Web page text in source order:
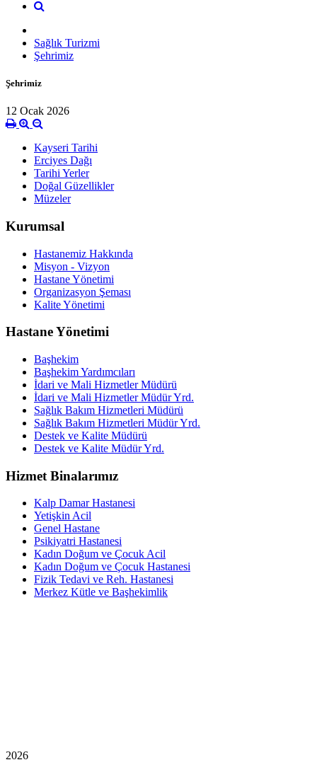
Sağlık Turizmi
Şehrimiz
Şehrimiz
12 Ocak 2026
Kayseri Tarihi
Erciyes Dağı
Tarihi Yerler
Doğal Güzellikler
Müzeler
Kurumsal
Hastanemiz Hakkında
Misyon - Vizyon
Hastane Yönetimi
Organizasyon Şeması
Kalite Yönetimi
Hastane Yönetimi
Başhekim
Başhekim Yardımcıları
İdari ve Mali Hizmetler Müdürü
İdari ve Mali Hizmetler Müdür Yrd.
Sağlık Bakım Hizmetleri Müdürü
Sağlık Bakım Hizmetleri Müdür Yrd.
Destek ve Kalite Müdürü
Destek ve Kalite Müdür Yrd.
Hizmet Binalarımız
Kalp Damar Hastanesi
Yetişkin Acil
Genel Hastane
Psikiyatri Hastanesi
Kadın Doğum ve Çocuk Acil
Kadın Doğum ve Çocuk Hastanesi
Fizik Tedavi ve Reh. Hastanesi
Merkez Kütle ve Başhekimlik
2026